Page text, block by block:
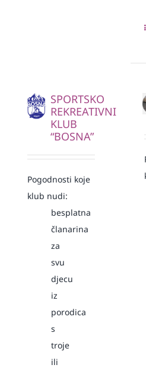
SPORTSKO
REKREATIVNI
KLUB
“BOSNA”
Pogodnosti koje
klub nudi:
besplatna
članarina
za
svu
djecu
iz
porodica
s
troje
ili